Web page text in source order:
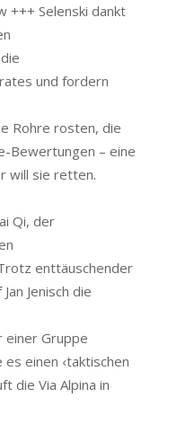
+++ Selenski dankt
und fordern
Rohre rosten, die
Bewertungen – eine
will sie retten.
Qi, der
enttäuschender
Jenisch die
einer Gruppe
einen ‹taktischen
die Via Alpina in